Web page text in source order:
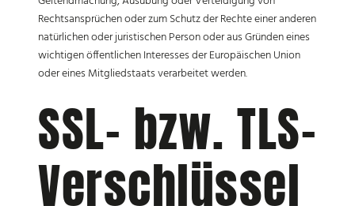
Rechtsansprüchen oder zum Schutz der Rechte einer anderen
natürlichen oder juristischen Person oder aus Gründen eines
wichtigen öffentlichen Interesses der Europäischen Union
oder eines Mitgliedstaats verarbeitet werden.
SSL- bzw. TLS-
Verschlüssel